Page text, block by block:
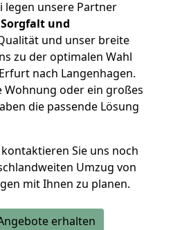
legen unsere Partner
Sorgfalt und
und unser breite
zu der optimalen Wahl
nach Langenhagen.
Wohnung oder ein großes
die passende Lösung
Sie uns noch
Umzug von
mit Ihnen zu planen.
erhalten